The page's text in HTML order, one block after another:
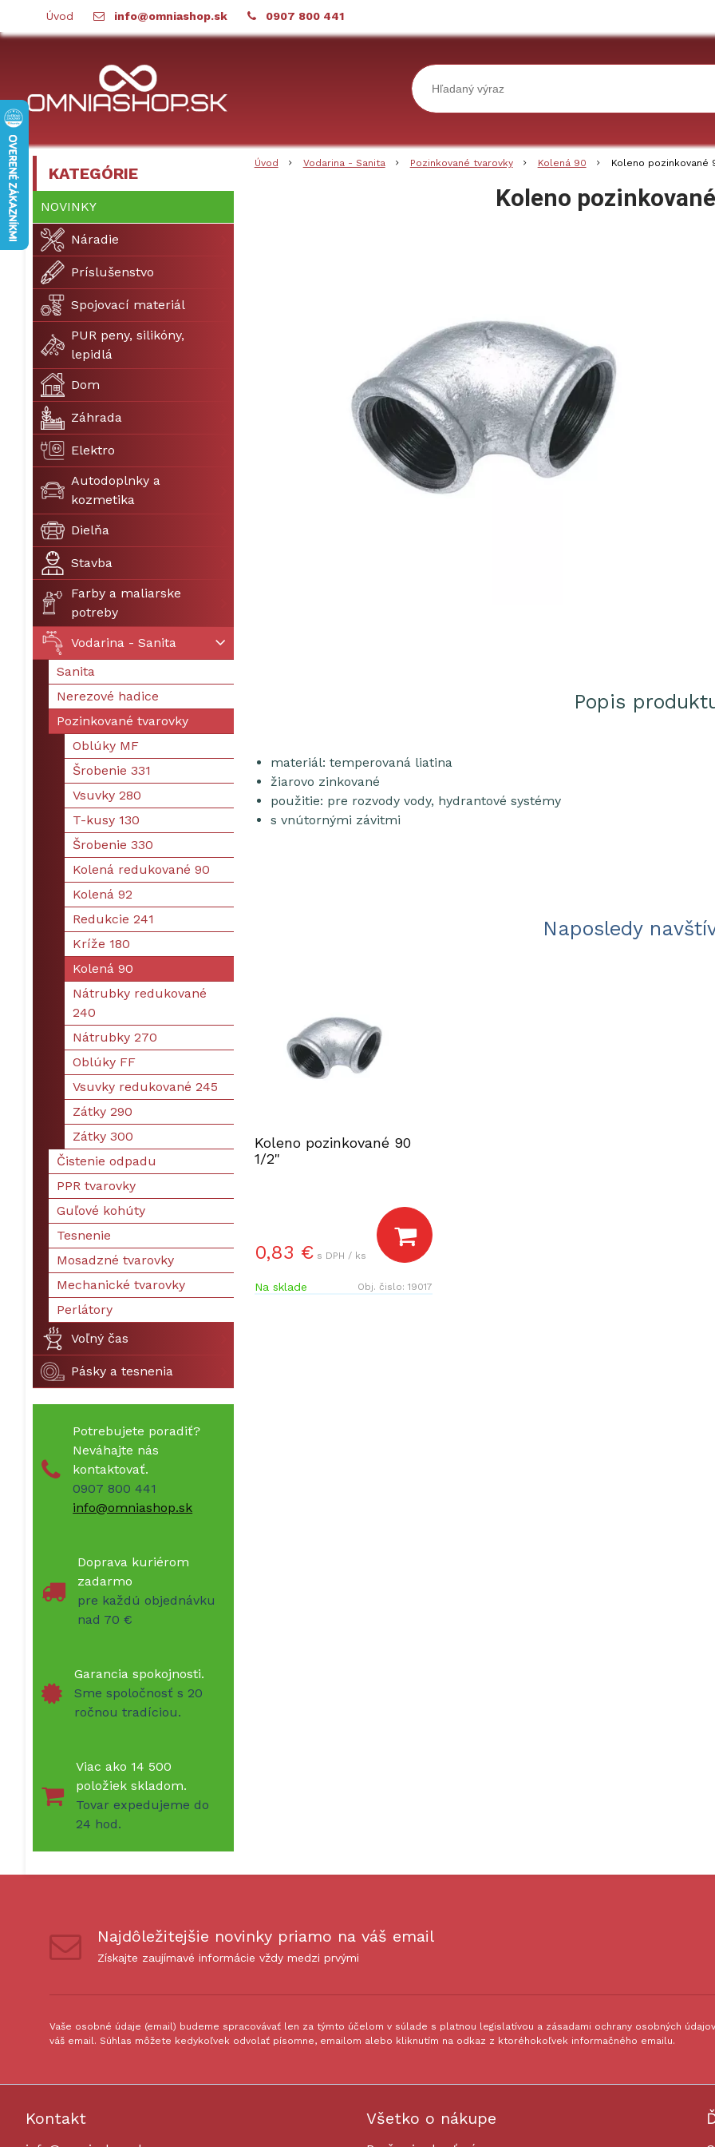
Úvod info@omniashop.sk 0907 800 441
Úvod Vodarina - Sanita Pozinkované tvarovky Kolená 90 Koleno pozinkované
Koleno
Popis
materiál: temperovaná liatina
žiarovo zinkované
použitie: pre rozvody vody, hydrantové systémy
s vnútornými závitmi
Naposledy
Koleno pozinkované 90
1/2"
0,83 € s DPH / ks
Na sklade Obj. čislo:19017
KATEGÓRIE
NOVINKY
Náradie
Príslušenstvo
Spojovací materiál
PUR peny, silikóny,
lepidlá
Dom
Záhrada
Elektro
Autodoplnky a
kozmetika
Dielňa
Stavba
Farby a maliarske
potreby
Vodarina - Sanita
Sanita
Nerezové hadice
Pozinkované tvarovky
Oblúky MF
Šrobenie 331
Vsuvky 280
T-kusy 130
Šrobenie 330
Kolená redukované 90
Kolená 92
Redukcie 241
Kríže 180
Kolená 90
Nátrubky redukované
240
Nátrubky 270
Oblúky FF
Vsuvky redukované 245
Zátky 290
Zátky 300
Čistenie odpadu
PPR tvarovky
Guľové kohúty
Tesnenie
Mosadzné tvarovky
Mechanické tvarovky
Perlátory
Voľný čas
Pásky a tesnenia
Potrebujete poradiť?
Neváhajte nás
kontaktovať.
0907 800 441
info@omniashop.sk
Doprava kuriérom
zadarmo
pre každú objednávku
nad 70 €
Garancia spokojnosti.
Sme spoločnosť s 20
ročnou tradíciou.
Viac ako 14 500
položiek skladom.
Tovar expedujeme do
24 hod.
Najdôležitejšie novinky priamo na váš email
Získajte zaujímavé informácie vždy medzi prvými
Vaše osobné údaje (email) budeme spracovávať len za týmto účelom v súlade s platnou legislatívou a zásadami ochrany osobných
váš email. Súhlas môžete kedykoľvek odvolať písomne, emailom alebo kliknutím na odkaz z ktoréhokoľvek informačného emailu.
Kontakt Všetko o nákupe